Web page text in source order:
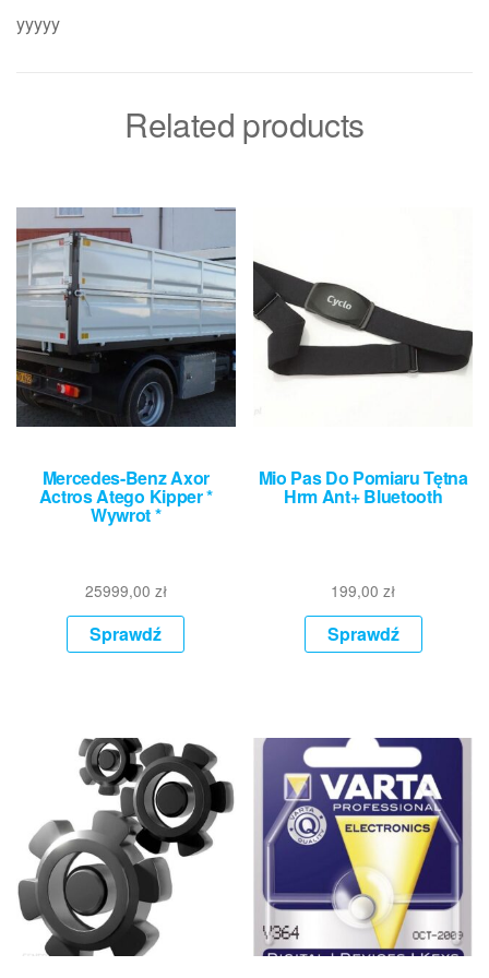
yyyyy
Related products
Mercedes-Benz Axor
Actros Atego Kipper *
Wywrot *
25999,00 zł
Sprawdź
Mio Pas Do Pomiaru Tętna
Hrm Ant+ Bluetooth
199,00zł
Sprawdź